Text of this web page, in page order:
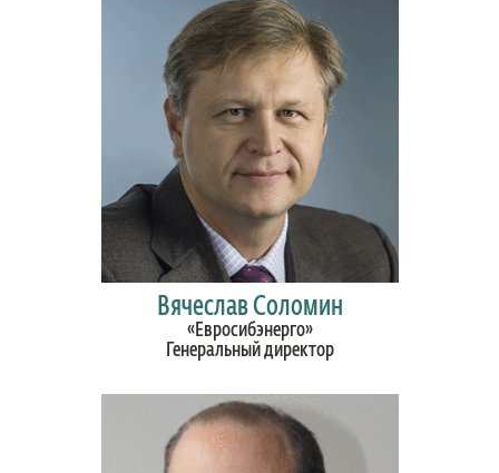
Вячеслав Соломин
«Евросибэнерго»
Генеральный директор